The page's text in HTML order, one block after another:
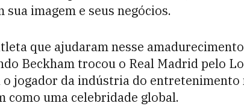
imagem e seus negócios.
que ajudaram nesse
Beckham trocou o Real Madrid pelo
jogador da indústria do entretenimento
como uma celebridade global.